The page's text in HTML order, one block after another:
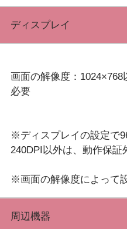
ディスプレイ
画面の解像度：
必要
※ディスプレイの設定で
240DPI以外は、動作保証
周辺機器